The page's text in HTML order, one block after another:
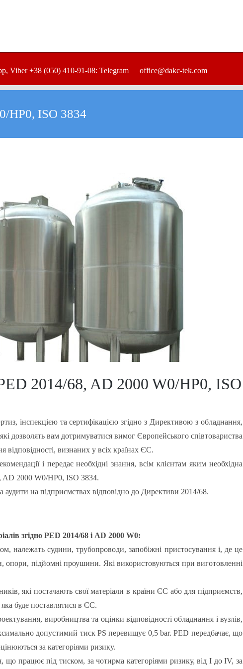
Viber +38 (050) 410-91-08: Telegram office@dakc-tek.com
HP0, ISO 3834
2014/68, AD 2000 W0/HP0, ISO
інспекцією та сертифікацією згідно з Директивою з обладнання,
дозволять вам дотримуватися вимог Європейського співтовариства
відповідності, визнаних у всіх країнах ЄС.
і передає необхідні знання, всім клієнтам яким необхідна
AD 2000 W0/HP0, ISO 3834.
аудити на підприємствах відповідно до Директиви 2014/68.
згідно PED 2014/68 і AD 2000 W0:
належать судини, трубопроводи, запобіжні пристосування і, де це
опори, підйомні проушини. Які використовуються при виготовленні
які постачають свої матеріали в країни ЄС або для підприємств,
буде поставлятися в ЄС.
виробництва та оцінки відповідності обладнання і вузлів,
допустимий тиск PS перевищує 0,5 bar. PED передбачає, що
за категоріями ризику.
що працює під тиском, за чотирма категоріями ризику, від I до IV, за